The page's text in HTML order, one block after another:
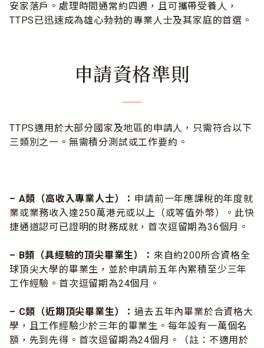
安家落戶。處理時間通常約四週，且可攜帶受養人，
TTPS已迅速成為雄心勃勃的專業人士及其家庭的首選。
申請資格準則
TTPS適用於大部分國家及地區的申請人，只需符合以下
三類別之一。無需積分測試或工作要約。
– A類（高收入專業人士）： 申請前一年應課稅的年度就
業或業務收入達250萬港元或以上（或等值外幣）。此快
捷通道認可已證明的財務成就，首次逗留期為36個月。
– B類（具經驗的頂尖畢業生）： 來自約200所合資格全
球頂尖大學的畢業生，並於申請前五年內累積至少三年
工作經驗。首次逗留期為24個月。
– C類（近期頂尖畢業生）：過去五年內畢業於合資格大
學，且工作經驗少於三年的畢業生。每年設有一萬個名
額，先到先得。首次逗留期為24個月。（註：不適用於